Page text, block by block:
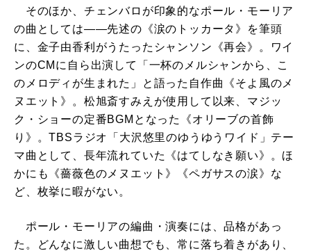
そのほか、チェンバロが印象的なポール・モーリア
の曲としては――先述の《涙のトッカータ》を筆頭
に、金子由香利がうたったシャンソン《再会》。ワイ
ンのCMに自ら出演して「一杯のメルシャンから、こ
のメロディが生まれた」と語った自作曲《そよ風のメ
ヌエット》。松旭斎すみえが使用して以来、マジッ
ク・ショーの定番BGMとなった《オリーブの首飾
り》。TBSラジオ「大沢悠里のゆうゆうワイド」テー
マ曲として、長年流れていた《はてしなき願い》。ほ
かにも《薔薇色のメヌエット》《ペガサスの涙》な
ど、枚挙に暇がない。
ポール・モーリアの編曲・演奏には、品格があっ
た。どんなに激しい曲想でも、常に落ち着きがあり、